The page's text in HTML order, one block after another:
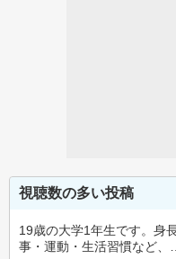
視聴数の多い投稿
19歳の大学1年生です。身
事・運動・生活習慣など、…